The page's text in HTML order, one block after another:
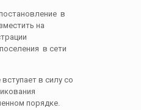
в
на
в сети
в силу со
порядке.